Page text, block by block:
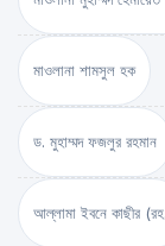
মাওলানা শামসুল হক
ড. মুহাম্মদ ফজলুর রহমান
আল্লামা ইবনে কাছীর